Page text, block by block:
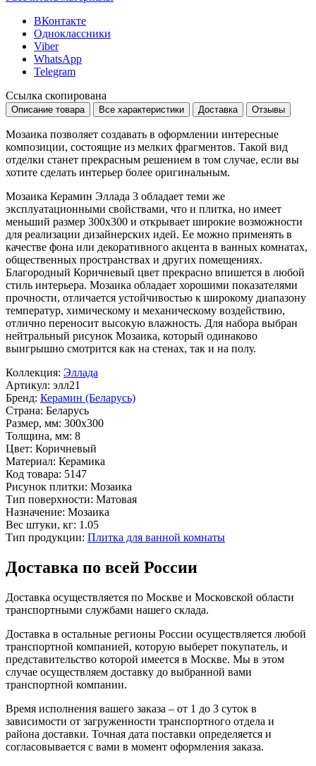
ВКонтакте
Одноклассники
Viber
WhatsApp
Telegram
Ссылка скопирована
Описание товара Все характеристики Доставка Отзывы
Мозаика позволяет создавать в оформлении интересные
композиции, состоящие из мелких фрагментов. Такой вид
отделки станет прекрасным решением в том случае, если вы
хотите сделать интерьер более оригинальным.
Мозаика Керамин Эллада 3 обладает теми же
эксплуатационными свойствами, что и плитка, но имеет
меньший размер 300x300 и открывает широкие возможности
для реализации дизайнерских идей. Ее можно применять в
качестве фона или декоративного акцента в ванных комнатах,
общественных пространствах и других помещениях.
Благородный Коричневый цвет прекрасно впишется в любой
стиль интерьера. Мозаика обладает хорошими показателями
прочности, отличается устойчивостью к широкому диапазону
температур, химическому и механическому воздействию,
отлично переносит высокую влажность. Для набора выбран
нейтральный рисунок Мозаика, который одинаково
выигрышно смотрится как на стенах, так и на полу.
Коллекция: Эллада
Артикул: элл21
Бренд: Керамин (Беларусь)
Страна: Беларусь
Размер, мм: 300x300
Толщина, мм: 8
Цвет: Коричневый
Материал: Керамика
Код товара: 5147
Рисунок плитки: Мозаика
Тип поверхности: Матовая
Назначение: Мозаика
Вес штуки, кг: 1.05
Тип продукции: Плитка для ванной комнаты
Доставка по всей России
Доставка осуществляется по Москве и Московской области
транспортными службами нашего склада.
Доставка в остальные регионы России осуществляется любой
транспортной компанией, которую выберет покупатель, и
представительство которой имеется в Москве. Мы в этом
случае осуществляем доставку до выбранной вами
транспортной компании.
Время исполнения вашего заказа – от 1 до 3 суток в
зависимости от загруженности транспортного отдела и
района доставки. Точная дата поставки определяется и
согласовывается с вами в момент оформления заказа.